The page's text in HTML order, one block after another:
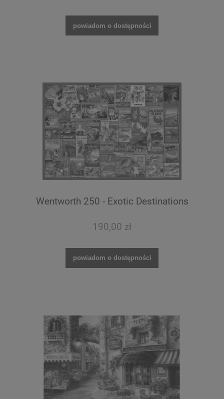
powiadom o dostępności
Wentworth 250 - Exotic Destinations
190,00 zł
powiadom o dostępności